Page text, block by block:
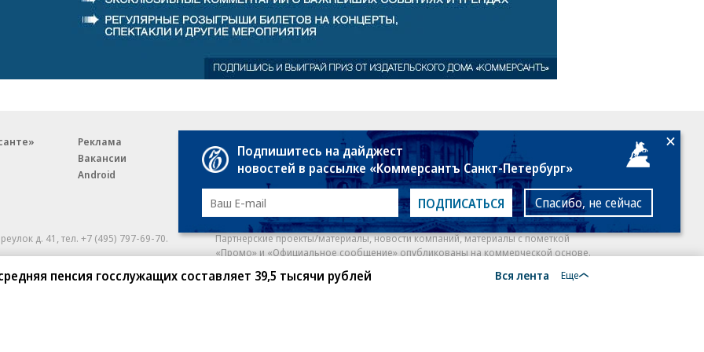
пенсия госслужащих составляет 39,5 тысячи рублей Вся лента Еще
Реклама
Вакансии
Android
Правовая информация
E-mail рассылки
д. 41,тел. +7 (495) 797-69-70.
kommersant.ru) зарегистрировано
технологий
Партнерские проекты/материалы, новости компаний, материалы с пометкой
«Промо» и «Официальное сообщение» опубликованы на коммерческой основе.
На kommersant.ru применяются рекомендательные технологии. Подробнее
Подпишитесь на дайджест
новостей в рассылке «Коммерсантъ Санкт-Петербург»
ПОДПИСАТЬСЯ Спасибо, не сейчас